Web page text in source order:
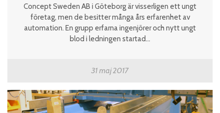
Concept Sweden AB i Göteborg är visserligen ett ungt
företag, men de besitter många års erfarenhet av
automation. En grupp erfarna ingenjörer och nytt ungt
blod i ledningen startad...
31 maj 2017